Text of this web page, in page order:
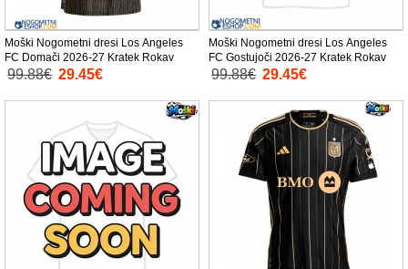
Moški Nogometni dresi Los Angeles
FC Domači 2026-27 Kratek Rokav
99.88€ 29.45€
Moški Nogometni dresi Los Angeles
FC Gostujoči 2026-27 Kratek Rokav
99.88€ 29.45€